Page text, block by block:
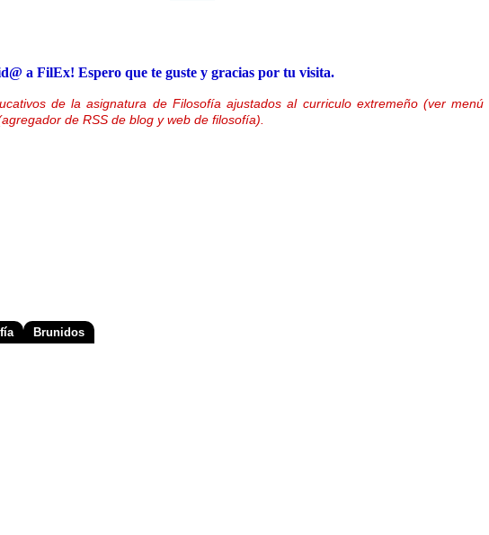
a FilEx! Espero que te guste y gracias por tu visita.
de la asignatura de Filosofía ajustados al curriculo extremeño (ver menú
de RSS de blog y web de filosofía).
Brunidos